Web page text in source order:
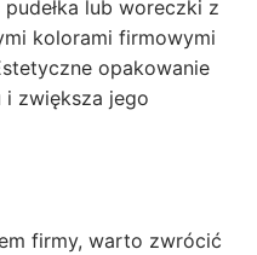
lub woreczki z
kolorami firmowymi
opakowanie
zwiększa jego
firmy, warto zwrócić